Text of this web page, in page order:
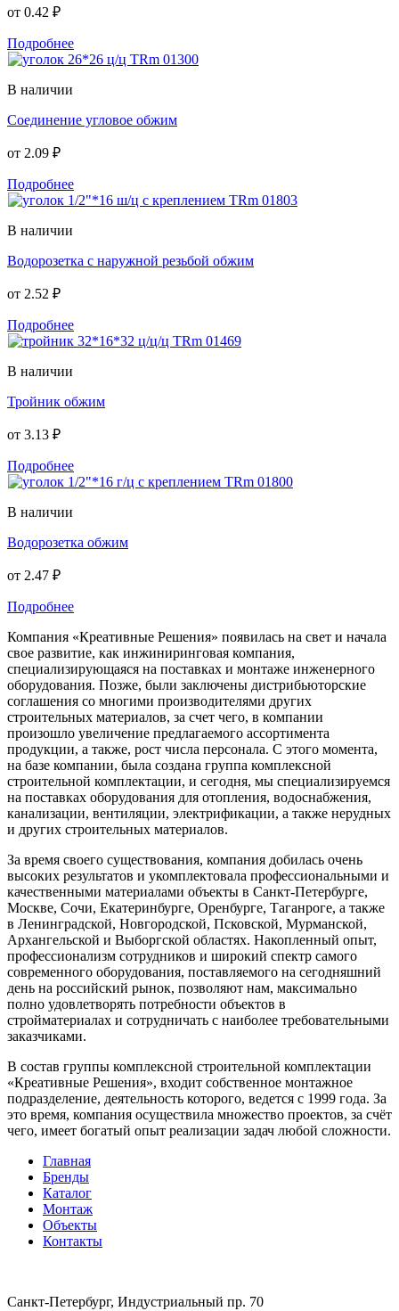
от 0.42 ₽
Подробнее
В наличии
Соединение угловое обжим
от 2.09 ₽
Подробнее
В наличии
Водорозетка с наружной резьбой обжим
от 2.52 ₽
Подробнее
В наличии
Тройник обжим
от 3.13 ₽
Подробнее
В наличии
Водорозетка обжим
от 2.47 ₽
Подробнее
Компания «Креативные Решения» появилась на свет и начала
свое развитие, как инжиниринговая компания,
специализирующаяся на поставках и монтаже инженерного
оборудования. Позже, были заключены дистрибьюторские
соглашения со многими производителями других
строительных материалов, за счет чего, в компании
произошло увеличение предлагаемого ассортимента
продукции, а также, рост числа персонала. С этого момента,
на базе компании, была создана группа комплексной
строительной комплектации, и сегодня, мы специализируемся
на поставках оборудования для отопления, водоснабжения,
канализации, вентиляции, электрификации, а также нерудных
и других строительных материалов.
За время своего существования, компания добилась очень
высоких результатов и укомплектовала профессиональными и
качественными материалами объекты в Санкт-Петербурге,
Москве, Сочи, Екатеринбурге, Оренбурге, Таганроге, а также
в Ленинградской, Новгородской, Псковской, Мурманской,
Архангельской и Выборгской областях. Накопленный опыт,
профессионализм сотрудников и широкий спектр самого
современного оборудования, поставляемого на сегодняшний
день на российский рынок, позволяют нам, максимально
полно удовлетворять потребности объектов в
стройматериалах и сотрудничать с наиболее требовательными
заказчиками.
В состав группы комплексной строительной комплектации
«Креативные Решения», входит собственное монтажное
подразделение, деятельность которого, ведется с 1999 года. За
это время, компания осуществила множество проектов, за счёт
чего, имеет богатый опыт реализации задач любой сложности.
Главная
Бренды
Каталог
Монтаж
Объекты
Контакты
Санкт-Петербург, Индустриальный пр. 70